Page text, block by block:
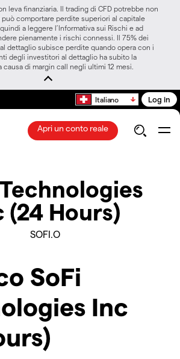
leva finanziaria. Il trading di CFD potrebbe non
comportare perdite superiori al capitale
a leggere l’Informativa sui Rischi e ad
pienamente i rischi connessi. Il 75% dei
dettaglio subisce perdite quando opera con i
degli investitori al dettaglio ha subito la
di margin call negli ultimi 12 mesi.
Italiano Log in
Apri un conto reale
(24 Hours)
SOFI.O
SoFi
Inc